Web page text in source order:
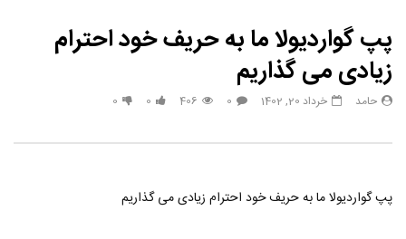
پپ گواردیولا ما به حریف خود احترام
زیادی می گذاریم
حامد خرداد 20, 1402 0
406
0
0
پپ گواردیولا ما به حریف خود احترام زیادی می گذاریم